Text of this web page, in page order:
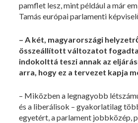
pamflet lesz, mint például a már
Tamás európai parlamenti
– A két, magyarországi
összeállított változatot fogadta
indokolttá teszi annak az
arra, hogy ez a tervezet kapja
– Miközben a legnagyobb
és a liberálisok – gyakorlatilag
egyetért, a parlament jobbközép,